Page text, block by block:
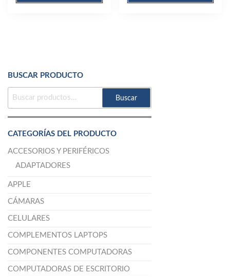
BUSCAR PRODUCTO
BUSCAR
Buscar
CATEGORÍAS DEL PRODUCTO
ACCESORIOS Y PERIFÉRICOS
ADAPTADORES
APPLE
CÁMARAS
CELULARES
COMPLEMENTOS LAPTOPS
COMPONENTES COMPUTADORAS
COMPUTADORAS DE ESCRITORIO